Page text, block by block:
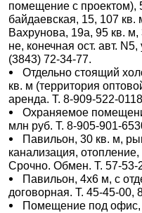
помещение с проектом),
байдаевская, 15, 107 кв.
Вахрунова, 19а, 95 кв.
не, конечная ост. авт.
(3843) 72-34-77.
Отдельно стоящий
кв. м (территория
аренда. Т. 8-909-522-
Охраняемое
млн руб. Т. 8-905-901-
Павильон, 30 кв. м,
канализация,
Срочно. Обмен. Т. 57-53-
Павильон, 4х6 м, с
договорная. Т. 45-45-00,
Помещение под офис,